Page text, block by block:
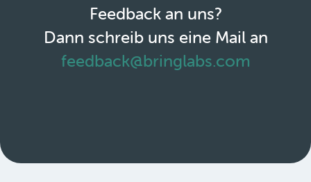
Feedback an uns?
Dann schreib uns eine Mail an
feedback@bringlabs.com